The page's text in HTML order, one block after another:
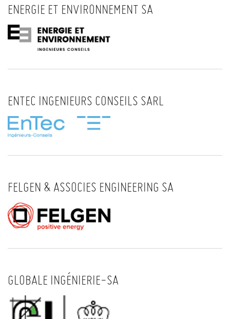
ENERGIE ET ENVIRONNEMENT SA
ENTEC INGENIEURS CONSEILS SARL
FELGEN & ASSOCIES ENGINEERING SA
GLOBALE INGÉNIERIE-SA